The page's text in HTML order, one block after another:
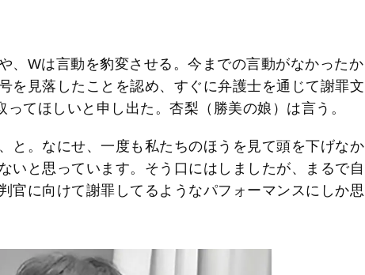
、Wは言動を豹変させる。今までの言動がなかったか
を見落したことを認め、すぐに弁護士を通じて謝罪文
ってほしいと申し出た。杏梨（勝美の娘）は言う。
と。なにせ、一度も私たちのほうを見て頭を下げなか
いと思っています。そう口にはしましたが、まるで自
官に向けて謝罪してるようなパフォーマンスにしか思